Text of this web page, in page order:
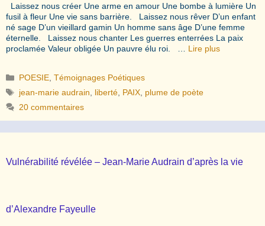
Laissez nous créer Une arme en amour Une bombe à lumière Un
fusil à fleur Une vie sans barrière. Laissez nous rêver D’un enfant
né sage D’un vieillard gamin Un homme sans âge D’une femme
éternelle. Laissez nous chanter Les guerres enterrées La paix
proclamée Valeur obligée Un pauvre élu roi. … Lire plus
Catégories
POESIE ,Témoignages Poétiques
Étiquettes
jean-marie audrain liberté PAIX plume de poète
20 commentaires
Vulnérabilité révélée – Jean-Marie Audrain d’après la vie
d’Alexandre Fayeulle